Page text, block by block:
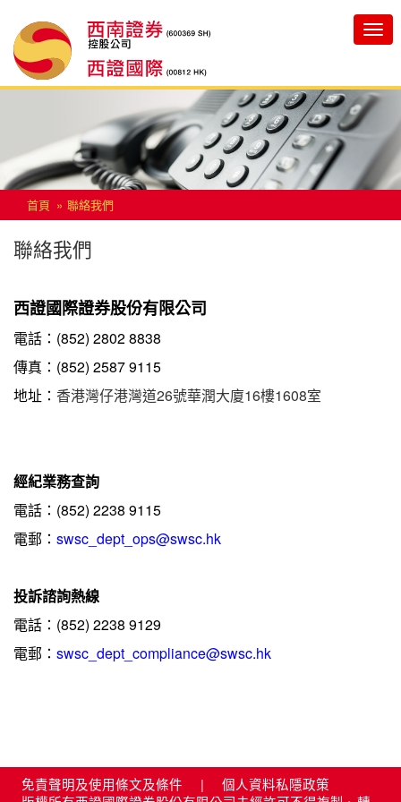
Toggle
首頁 聯絡我們
聯絡我們
西證國際證券股份有限公司
電話：(852) 2802 8838
傳真：(852) 2587 9115
地址： 香港灣仔港灣道26號華潤大廈16樓1608室
經紀業務查詢
電話：(852) 2238 9115
電郵： swsc_dept_ops@swsc.hk
投訴諮詢熱線
電話：(852) 2238 9129
電郵： swsc_dept_compliance@swsc.hk
免責聲明及使用條文及條件 | 個人資料私隱政策